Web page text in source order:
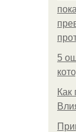
5
Как